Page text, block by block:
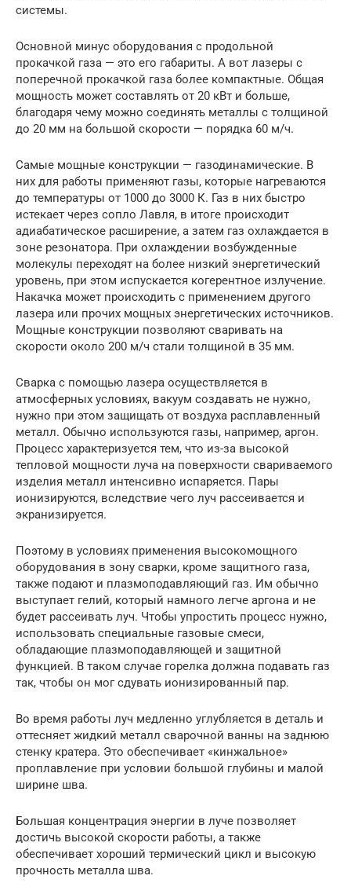
системы.
Основной минус оборудования с продольной
прокачкой газа — это его габариты. А вот лазеры с
поперечной прокачкой газа более компактные. Общая
мощность может составлять от 20 кВт и больше,
благодаря чему можно соединять металлы с толщиной
до 20 мм на большой скорости — порядка 60 м/ч.
Самые мощные конструкции — газодинамические. В
них для работы применяют газы, которые нагреваются
до температуры от 1000 до 3000 К. Газ в них быстро
истекает через сопло Лавля, в итоге происходит
адиабатическое расширение, а затем газ охлаждается в
зоне резонатора. При охлаждении возбужденные
молекулы переходят на более низкий энергетический
уровень, при этом испускается когерентное излучение.
Накачка может происходить с применением другого
лазера или прочих мощных энергетических источников.
Мощные конструкции позволяют сваривать на
скорости около 200 м/ч стали толщиной в 35 мм.
Сварка с помощью лазера осуществляется в
атмосферных условиях, вакуум создавать не нужно,
нужно при этом защищать от воздуха расплавленный
металл. Обычно используются газы, например, аргон.
Процесс характеризуется тем, что из-за высокой
тепловой мощности луча на поверхности свариваемого
изделия металл интенсивно испаряется. Пары
ионизируются, вследствие чего луч рассеивается и
экранизируется.
Поэтому в условиях применения высокомощного
оборудования в зону сварки, кроме защитного газа,
также подают и плазмоподавляющий газ. Им обычно
выступает гелий, который намного легче аргона и не
будет рассеивать луч. Чтобы упростить процесс нужно,
использовать специальные газовые смеси,
обладающие плазмоподавляющей и защитной
функцией. В таком случае горелка должна подавать газ
так, чтобы он мог сдувать ионизированный пар.
Во время работы луч медленно углубляется в деталь и
оттесняет жидкий металл сварочной ванны на заднюю
стенку кратера. Это обеспечивает «кинжальное»
проплавление при условии большой глубины и малой
ширине шва.
Большая концентрация энергии в луче позволяет
достичь высокой скорости работы, а также
обеспечивает хороший термический цикл и высокую
прочность металла шва.